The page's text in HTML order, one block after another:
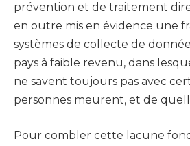
prévention et de traitement
en outre mis en évidence une
systèmes de collecte de
pays à faible revenu, dans
ne savent toujours pas avec
personnes meurent, et de
Pour combler cette lacune